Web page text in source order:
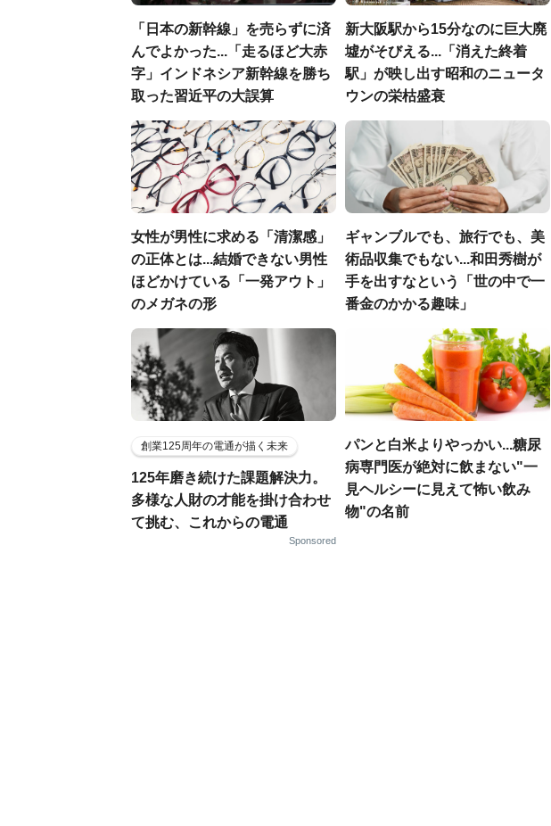
「日本の新幹線」を売らずに済
んでよかった...「走るほど大赤
字」インドネシア新幹線を勝ち
取った習近平の大誤算
新大阪駅から15分なのに巨大廃
墟がそびえる...「消えた終着
駅」が映し出す昭和のニュータ
ウンの栄枯盛衰
女性が男性に求める「清潔感」
の正体とは...結婚できない男性
ほどかけている「一発アウト」
のメガネの形
ギャンブルでも、旅行でも、美
術品収集でもない...和田秀樹が
手を出すなという「世の中で一
番金のかかる趣味」
創業125周年の電通が描く未来
125年磨き続けた課題解決力。
多様な人財の才能を掛け合わせ
て挑む、これからの電通
Sponsored
パンと白米よりやっかい...糖尿
病専門医が絶対に飲まない"一
見ヘルシーに見えて怖い飲み
物"の名前